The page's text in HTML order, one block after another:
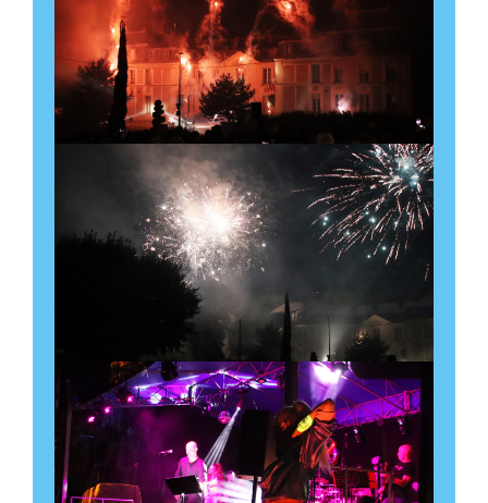
Soirée des Halles
gourmandes
11 septembre à 18:30-22:30
Halles d’Epinay
Découvrir l'évènement
Les Sogoï : 20 ans de
rugby de loisirs, de